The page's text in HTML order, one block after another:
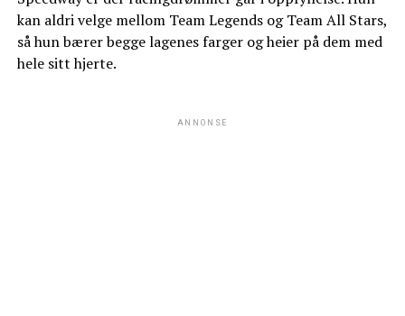
kan aldri velge mellom Team Legends og Team All Stars,
så hun bærer begge lagenes farger og heier på dem med
hele sitt hjerte.
ANNONSE